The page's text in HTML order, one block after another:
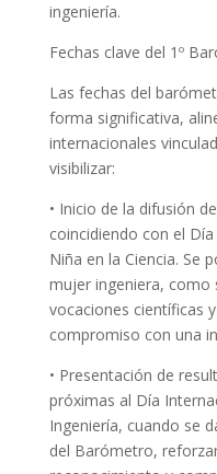
ingeniería.
Fechas clave del 1º
Las fechas del
forma significativa,
internacionales
visibilizar:
• Inicio de la difusión
coincidiendo con el
Niña en la Ciencia. Se
mujer ingeniera, como
vocaciones científicas
compromiso con una
• Presentación de
próximas al Día
Ingeniería, cuando se
del Barómetro,